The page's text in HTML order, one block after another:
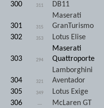
300 311
DB11
301 315
Maserati
GranTurismo
302
353 Lotus Elise
303 294
Maserati
Quattroporte
304 321
Lamborghini
Aventador
305
349 Lotus Exige
306
--- McLaren GT